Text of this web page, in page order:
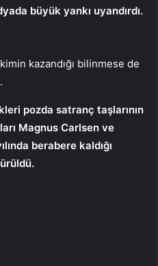
büyük yankı uyandırdı.
kazandığı bilinmese de
pozda satranç taşlarının
Magnus Carlsen ve
berabere kaldığı